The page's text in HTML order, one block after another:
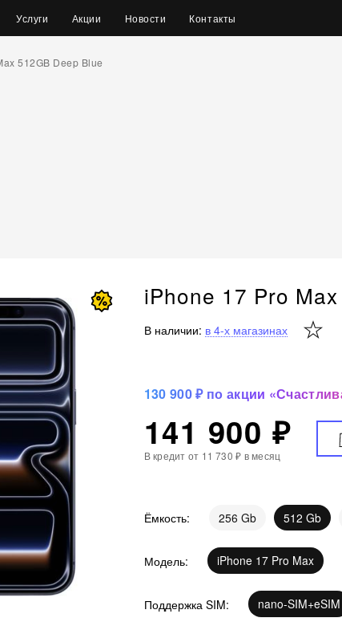
Услуги Акции Новости Контакты
512GB Deep Blue
iPhone 17 Pro
В наличии: в 4-х магазинах
130 900 ₽ по акции
141 900 ₽
В кредит от 11 730 ₽ в месяц
Ёмкость: 256 Gb 512 Gb
Модель: iPhone 17 Pro Max
Поддержка SIM: nano-SIM+eSIM